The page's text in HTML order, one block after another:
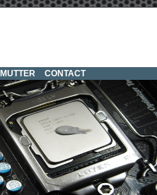
MUTTER CONTACT